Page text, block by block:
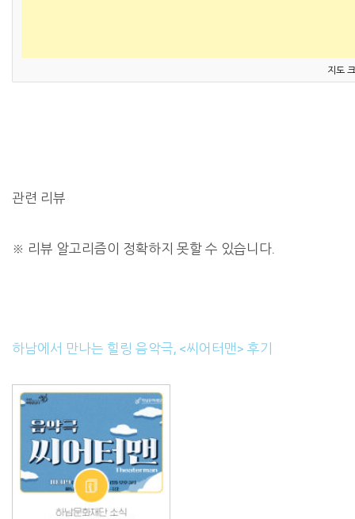
지도
관련 리뷰
※ 리뷰 알고리즘이 정확하지 못할 수 있습니다.
하남에서 만나는 힐링 음악극, <씨어터맨> 후기